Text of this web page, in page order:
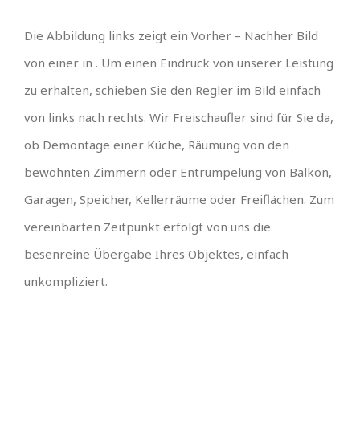
Die Abbildung links zeigt ein Vorher – Nachher Bild
von einer in . Um einen Eindruck von unserer Leistung
zu erhalten, schieben Sie den Regler im Bild einfach
von links nach rechts. Wir Freischaufler sind für Sie da,
ob Demontage einer Küche, Räumung von den
bewohnten Zimmern oder Entrümpelung von Balkon,
Garagen, Speicher, Kellerräume oder Freiflächen. Zum
vereinbarten Zeitpunkt erfolgt von uns die
besenreine Übergabe Ihres Objektes, einfach
unkompliziert.